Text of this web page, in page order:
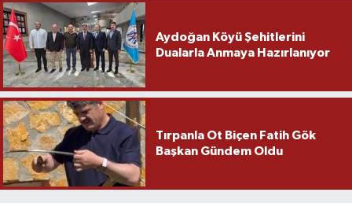
Aydoğan Köyü Şehitlerini
Dualarla Anmaya Hazırlanıyor
Tırpanla Ot Biçen Fatih Gök
Başkan Gündem Oldu